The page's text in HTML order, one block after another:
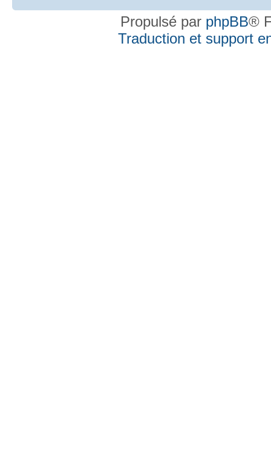
Propulsé par phpBB®
Traduction et support